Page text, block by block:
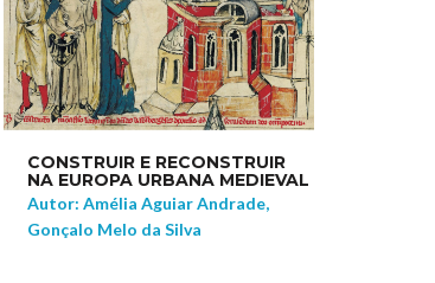
CONSTRUIR E RECONSTRUIR
NA EUROPA URBANA MEDIEVAL
Autor: Amélia Aguiar Andrade,
Gonçalo Melo da Silva